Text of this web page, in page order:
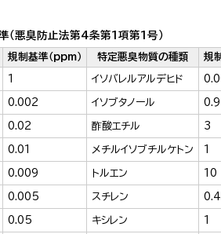
（悪臭防止法第4条第1項第1号）
規制基準（ppm） 特定悪臭物質の種類 規
イソバレルアルデヒド
0.002 イソブタノール 0.9
0.02 酢酸エチル 3
0.01 メチルイソブチルケトン
0.009 トルエン 10
0.005 スチレン 0.4
0.05 キシレン